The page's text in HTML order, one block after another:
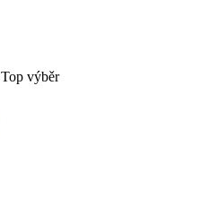
Top výběr